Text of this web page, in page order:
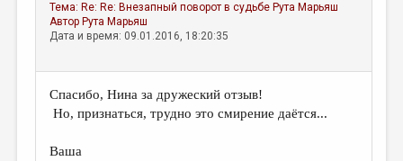
ВКОНТАКТЕ
Тема: Re: Re: Внезапный поворот в судьбе Рута Марьяш
Автор Рута Марьяш
Дата и время: 09.01.2016, 18:20:35
Спасибо, Нина за дружеский отзыв!
Но, признаться, трудно это смирение даётся...
Ваша